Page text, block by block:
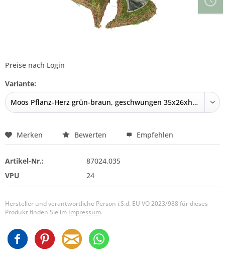
Preise nach Login
Variante:
Merken Bewerten Empfehlen
Artikel-Nr.:
87024.035
VPU
24
Hersteller und verantwortliche Person i.S.d. EU VO 2023/988 für dieses
Produkt finden Sie im Impressum.